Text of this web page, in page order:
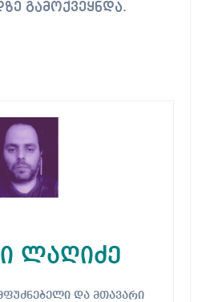
გამოქვეყნდა.
ლაღიძე